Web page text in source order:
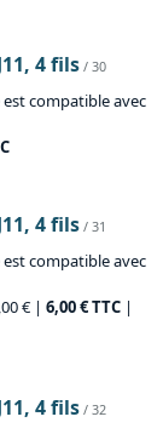
4 fils / 30
compatible avec
4 fils / 31
compatible avec
€ | 6,00 € TTC |
4 fils / 32